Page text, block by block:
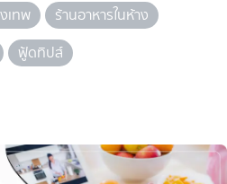
เทพ
ร้านอาหารในห้าง
ฟู้ดทิปส์